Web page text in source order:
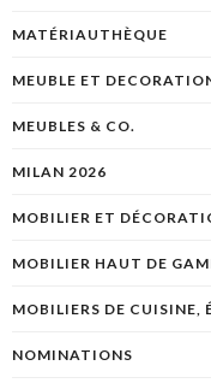
MATÉRIAUTHÈQUE
MEUBLE ET
MEUBLES & CO.
MILAN 2026
MOBILIER ET
MOBILIER HAUT DE
MOBILIERS DE CUISINE,
NOMINATIONS